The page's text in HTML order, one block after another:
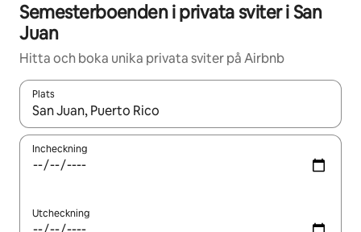
Semesterboenden i privata sviter i San
Juan
Hitta och boka unika privata sviter på Airbnb
Plats
När resultaten är tillgängliga kan du navigera med upp- och
Incheckning
Utcheckning